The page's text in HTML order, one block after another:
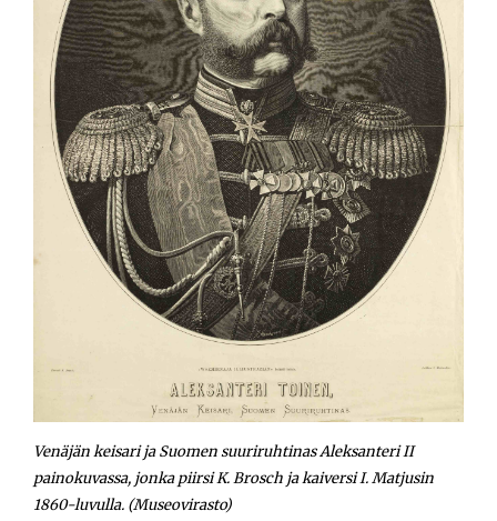
Kronologia
Henkilöt
Opiskelijat
Haku:
Venäjän keisari ja Suomen suuriruhtinas Aleksanteri II
painokuvassa, jonka piirsi K. Brosch ja kaiversi I. Matjusin
1860-luvulla. (Museovirasto)